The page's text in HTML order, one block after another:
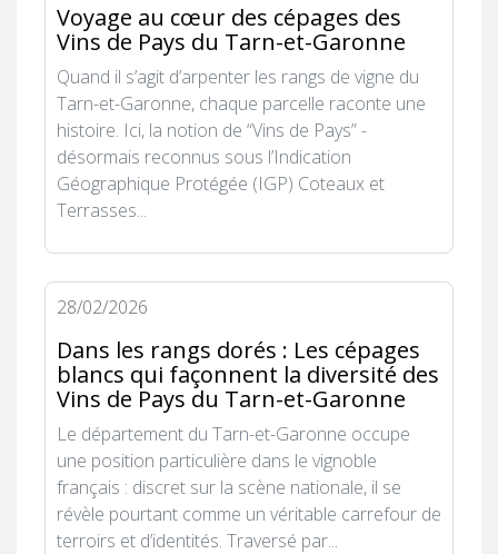
Voyage au cœur des cépages des
Vins de Pays du Tarn-et-Garonne
Quand il s’agit d’arpenter les rangs de vigne du
Tarn-et-Garonne, chaque parcelle raconte une
histoire. Ici, la notion de “Vins de Pays” -
désormais reconnus sous l’Indication
Géographique Protégée (IGP) Coteaux et
Terrasses...
28/02/2026
Dans les rangs dorés : Les cépages
blancs qui façonnent la diversité des
Vins de Pays du Tarn-et-Garonne
Le département du Tarn-et-Garonne occupe
une position particulière dans le vignoble
français : discret sur la scène nationale, il se
révèle pourtant comme un véritable carrefour de
terroirs et d’identités. Traversé par...